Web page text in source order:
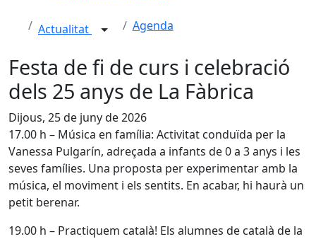
Actualitat Agenda
Festa de fi de curs i celebració
dels 25 anys de La Fàbrica
Dijous, 25 de juny de 2026
17.00 h – Música en família: Activitat conduïda per la
Vanessa Pulgarín, adreçada a infants de 0 a 3 anys i les
seves famílies. Una proposta per experimentar amb la
música, el moviment i els sentits. En acabar, hi haurà un
petit berenar.
19.00 h – Practiquem català! Els alumnes de català de la